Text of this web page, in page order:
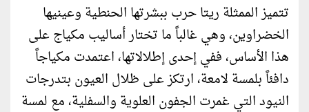
تتميز الممثلة ريتا حرب ببشرتها الحنطية وعينيها
الخضراوين، وهي غالباً ما تختار أساليب مكياج على
هذا الأساس، ففي إحدى إطلالاتها، اعتمدت مكياجاً
دافئاً بلمسة لامعة، ارتكز على ظلال العيون بتدرجات
النيود التي غمرت الجفون العلوية والسفلية، مع لمسة